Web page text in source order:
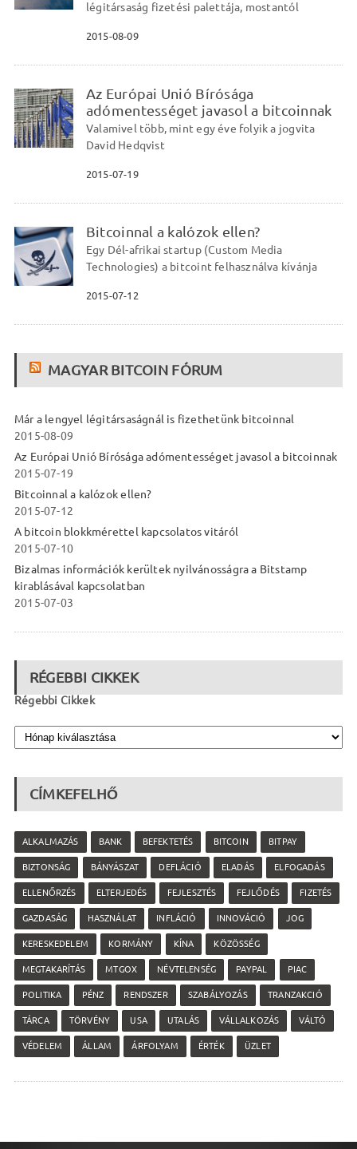
légitársaság fizetési palettája, mostantól
2015-08-09
Az Európai Unió Bírósága
adómentességet javasol a bitcoinnak
Valamivel több, mint egy éve folyik a jogvita
David Hedqvist
2015-07-19
Bitcoinnal a kalózok ellen?
Egy Dél-afrikai startup (Custom Media
Technologies) a bitcoint felhasználva kívánja
2015-07-12
MAGYAR BITCOIN FÓRUM
Már a lengyel légitársaságnál is fizethetünk bitcoinnal
2015-08-09
Az Európai Unió Bírósága adómentességet javasol a bitcoinnak
2015-07-19
Bitcoinnal a kalózok ellen?
2015-07-12
A bitcoin blokkmérettel kapcsolatos vitáról
2015-07-10
Bizalmas információk kerültek nyilvánosságra a Bitstamp
kirablásával kapcsolatban
2015-07-03
RÉGEBBI CIKKEK
Régebbi Cikkek
CÍMKEFELHŐ
ALKALMAZÁS BANK BEFEKTETÉS BITCOIN BITPAY
BIZTONSÁG BÁNYÁSZAT DEFLÁCIÓ ELADÁS ELFOGADÁS
ELLENŐRZÉS ELTERJEDÉS FEJLESZTÉS FEJLŐDÉS FIZETÉS
GAZDASÁG HASZNÁLAT INFLÁCIÓ INNOVÁCIÓ JOG
KERESKEDELEM KORMÁNY KÍNA KÖZÖSSÉG
MEGTAKARÍTÁS MTGOX NÉVTELENSÉG PAYPAL PIAC
POLITIKA PÉNZ RENDSZER SZABÁLYOZÁS TRANZAKCIÓ
TÁRCA TÖRVÉNY USA UTALÁS VÁLLALKOZÁS VÁLTÓ
VÉDELEM ÁLLAM ÁRFOLYAM ÉRTÉK ÜZLET